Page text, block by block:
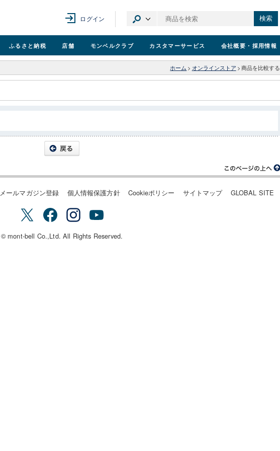
ログイン 検索
ふるさと納税 店舗 モンベルクラブ カスタマーサービス 会社概要 ・採用情報
ホーム > オンラインストア > 商品を比較する
メールマガジン登録 個人情報保護方針 Cookieポリシー サイトマップ GLOBAL SITE
© mont-bell Co.,Ltd. All Rights Reserved.